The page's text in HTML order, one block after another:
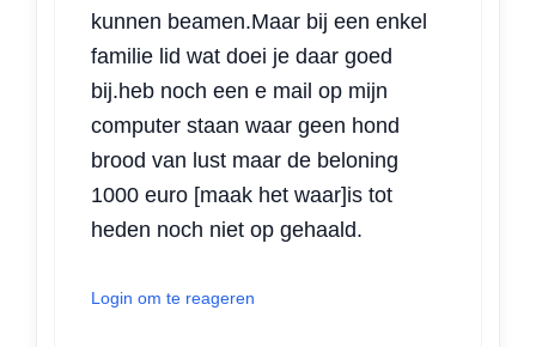
kunnen beamen.Maar bij een enkel
familie lid wat doei je daar goed
bij.heb noch een e mail op mijn
computer staan waar geen hond
brood van lust maar de beloning
1000 euro [maak het waar]is tot
heden noch niet op gehaald.
Login om te reageren